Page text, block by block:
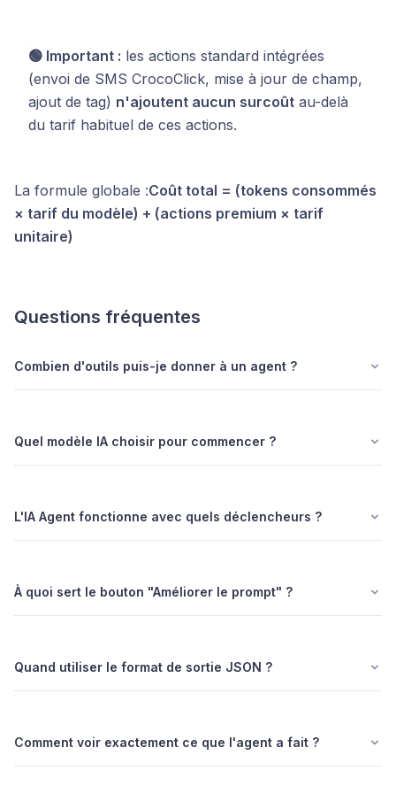
🟢 Important : les actions standard intégrées
(envoi de SMS CrocoClick, mise à jour de champ,
ajout de tag) n'ajoutent aucun surcoût au-delà
du tarif habituel de ces actions.
La formule globale :Coût total = (tokens consommés
× tarif du modèle) + (actions premium × tarif
unitaire)
Questions fréquentes
Combien d'outils puis-je donner à un agent ?
Quel modèle IA choisir pour commencer ?
L'IA Agent fonctionne avec quels déclencheurs ?
À quoi sert le bouton "Améliorer le prompt" ?
Quand utiliser le format de sortie JSON ?
Comment voir exactement ce que l'agent a fait ?